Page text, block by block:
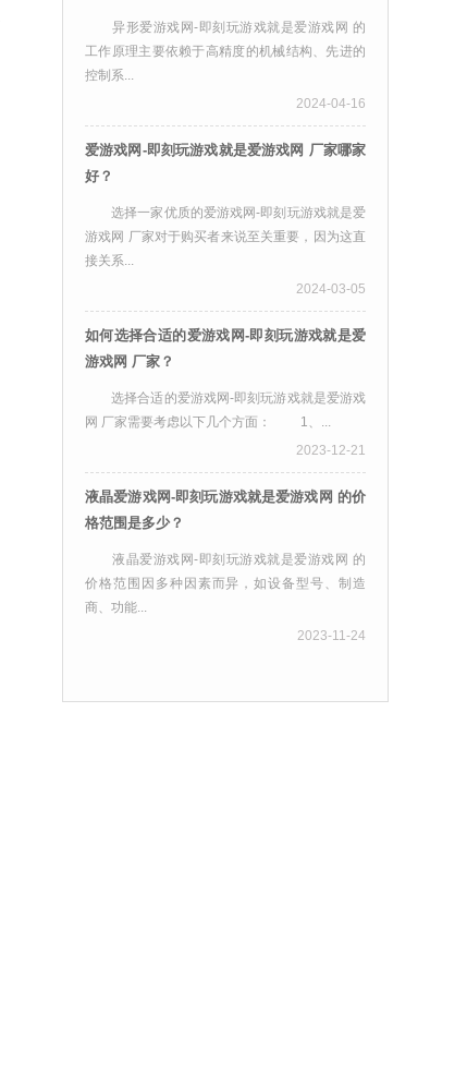
异形爱游戏网-即刻玩游戏就是爱游戏网 的
工作原理主要依赖于高精度的机械结构、先进的
控制系...
2024-04-16
爱游戏网-即刻玩游戏就是爱游戏网 厂家哪家
好？
选择一家优质的爱游戏网-即刻玩游戏就是爱
游戏网 厂家对于购买者来说至关重要，因为这直
接关系...
2024-03-05
如何选择合适的爱游戏网-即刻玩游戏就是爱
游戏网 厂家？
选择合适的爱游戏网-即刻玩游戏就是爱游戏
网 厂家需要考虑以下几个方面： 1、...
2023-12-21
液晶爱游戏网-即刻玩游戏就是爱游戏网 的价
格范围是多少？
液晶爱游戏网-即刻玩游戏就是爱游戏网 的
价格范围因多种因素而异，如设备型号、制造
商、功能...
2023-11-24